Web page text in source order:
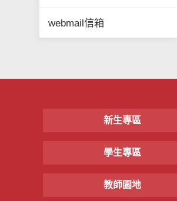
webmail信箱
新生專區
學生專區
教師園地